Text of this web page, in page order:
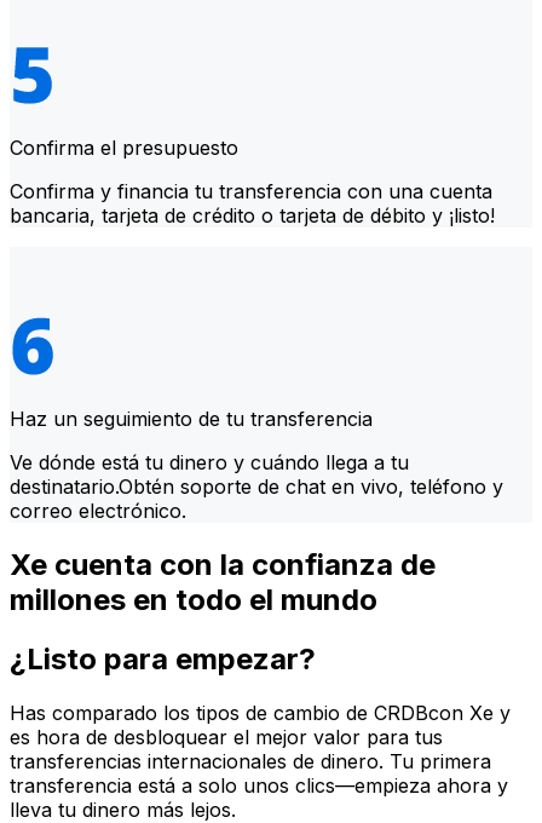
Confirma el presupuesto
Confirma y financia tu transferencia con una cuenta
bancaria, tarjeta de crédito o tarjeta de débito y ¡listo!
Haz un seguimiento de tu transferencia
Ve dónde está tu dinero y cuándo llega a tu
destinatario.Obtén soporte de chat en vivo, teléfono y
correo electrónico.
Xe cuenta con la confianza de
millones en todo el mundo
¿Listo para empezar?
Has comparado los tipos de cambio de CRDBcon Xe y
es hora de desbloquear el mejor valor para tus
transferencias internacionales de dinero. Tu primera
transferencia está a solo unos clics—empieza ahora y
lleva tu dinero más lejos.